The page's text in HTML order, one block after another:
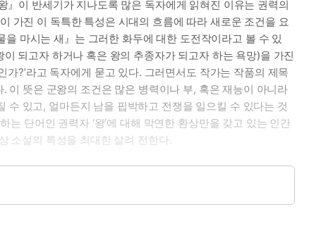
이 반세기가 지나도록 많은 독자에게 읽혀진 이유는 권력의
가진 이 독특한 특성은 시대의 흐름에 따라 새로운 조건을 요
마시는 새』는 그러한 화두에 대한 도전작이라고 볼 수 있
되고자 하거나 혹은 왕의 추종자가 되고자 하는 욕망)을 가진
?’라고 독자에게 묻고 있다. 그러면서도 작가는 작품의 제목
이 뜻은 군왕의 조건은 많은 병력이나 부, 혹은 재능이 아니라
있고, 얼마든지 남을 핍박하고 전쟁을 일으킬 수 있다는 것
단어인 권력자 ‘왕’에 대해 막연한 환상만을 갖고 있는 인간
소설의 특성을 최대한 살려 전한다.
가득하고, 저마다 자신의 세력을 키우지만 정작 네 종족 중 가